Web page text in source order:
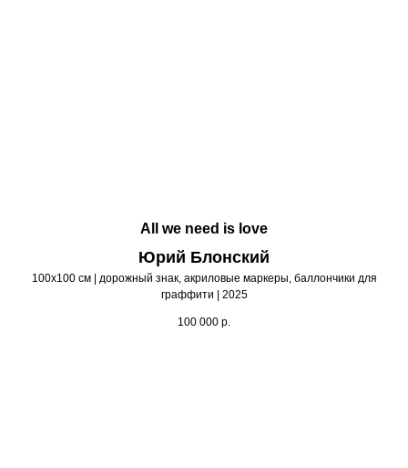
All we need is love
Юрий Блонский
100х100 см | дорожный знак, акриловые маркеры, баллончики для
граффити | 2025
100 000 р.